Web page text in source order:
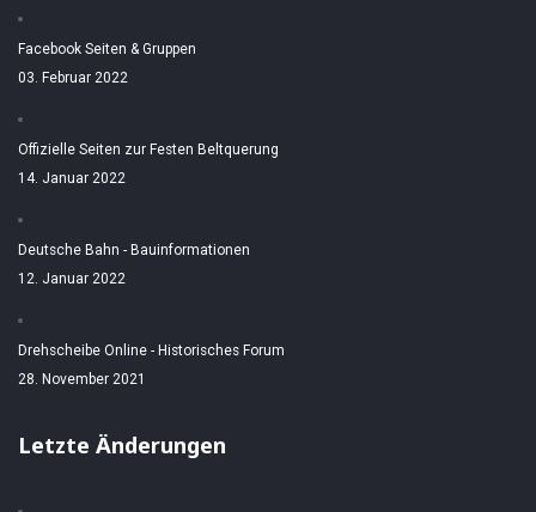
Facebook Seiten & Gruppen
03. Februar 2022
Offizielle Seiten zur Festen Beltquerung
14. Januar 2022
Deutsche Bahn - Bauinformationen
12. Januar 2022
Drehscheibe Online - Historisches Forum
28. November 2021
Letzte Änderungen